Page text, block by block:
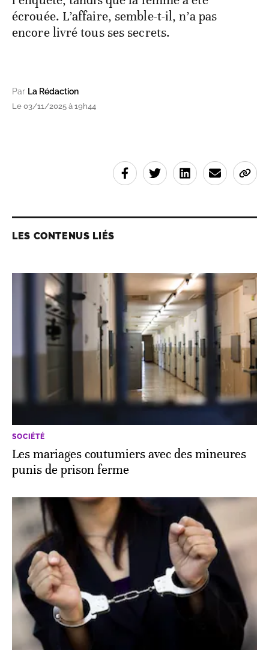
écrouée. L’affaire, semble-t-il, n’a pas
encore livré tous ses secrets.
Par La Rédaction
Le 03/11/2025 à 19h44
LES CONTENUS LIÉS
SOCIÉTÉ
Les mariages coutumiers avec des mineures
punis de prison ferme